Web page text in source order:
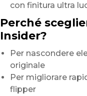
con finitura ultra
Perché
Insider?
Per nascondere
originale
Per migliorare
flipper